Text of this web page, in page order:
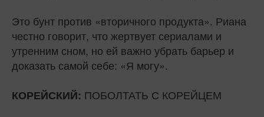
Это бунт против «вторичного продукта». Риана
честно говорит, что жертвует сериалами и
утренним сном, но ей важно убрать барьер и
доказать самой себе: «Я могу».
КОРЕЙСКИЙ: ПОБОЛТАТЬ С КОРЕЙЦЕМ